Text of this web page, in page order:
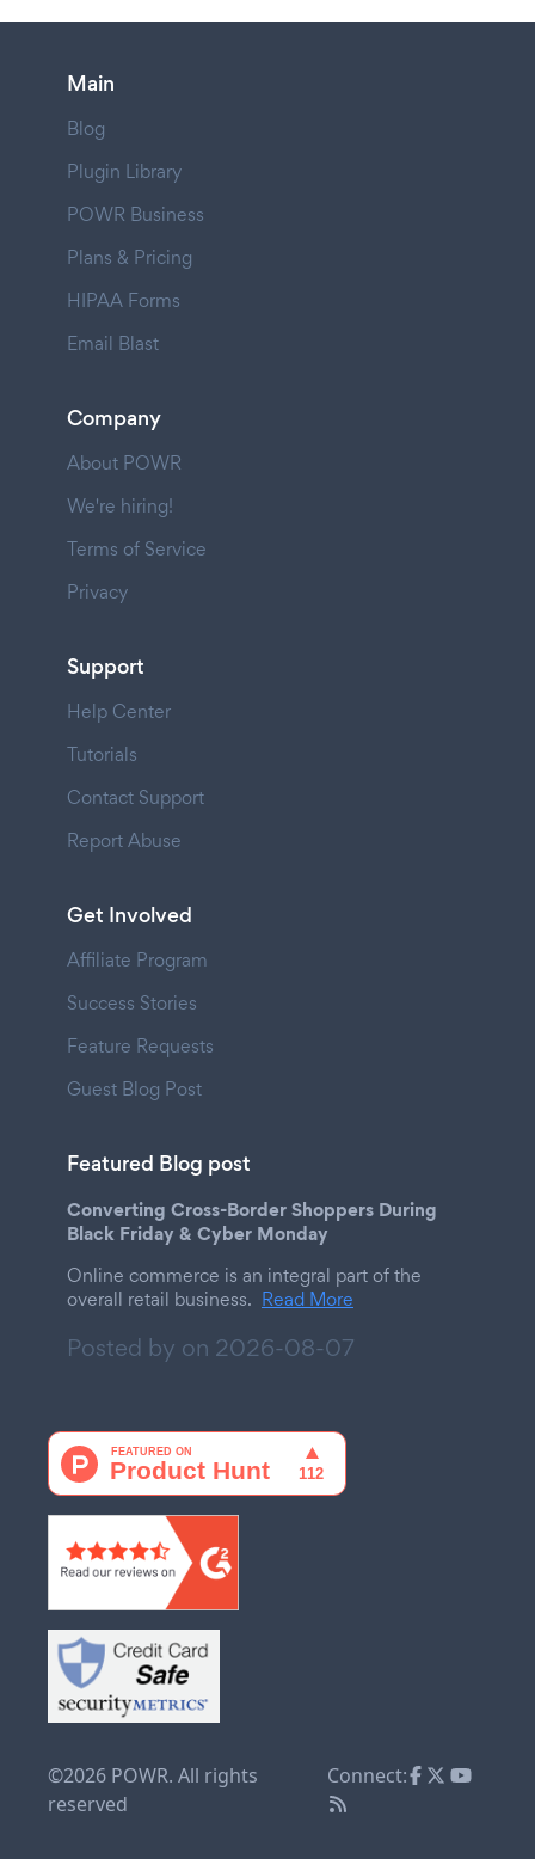
Main
Blog
Plugin Library
POWR Business
Plans & Pricing
HIPAA Forms
Email Blast
Company
About POWR
We're hiring!
Terms of Service
Privacy
Support
Help Center
Tutorials
Contact Support
Report Abuse
Get Involved
Affiliate Program
Success Stories
Feature Requests
Guest Blog Post
Featured Blog post
Converting Cross-Border Shoppers During
Black Friday & Cyber Monday
Online commerce is an integral part of the
overall retail business. Read More
Posted by on 2026-08-07
©2026 POWR. All rights
reserved
Connect: